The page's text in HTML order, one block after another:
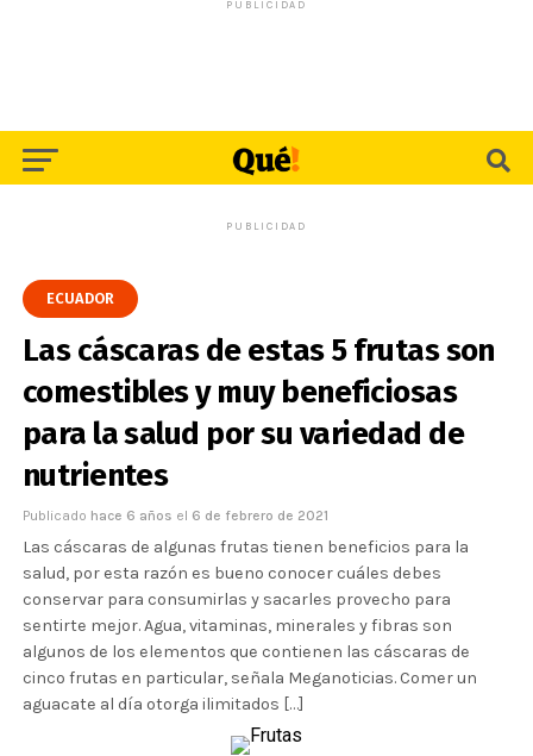
PUBLICIDAD
PUBLICIDAD
ECUADOR
Las cáscaras de estas 5 frutas son
comestibles y muy beneficiosas
para la salud por su variedad de
nutrientes
Publicado hace 6 años el 6 de febrero de 2021
Las cáscaras de algunas frutas tienen beneficios para la
salud, por esta razón es bueno conocer cuáles debes
conservar para consumirlas y sacarles provecho para
sentirte mejor. Agua, vitaminas, minerales y fibras son
algunos de los elementos que contienen las cáscaras de
cinco frutas en particular, señala Meganoticias. Comer un
aguacate al día otorga ilimitados […]